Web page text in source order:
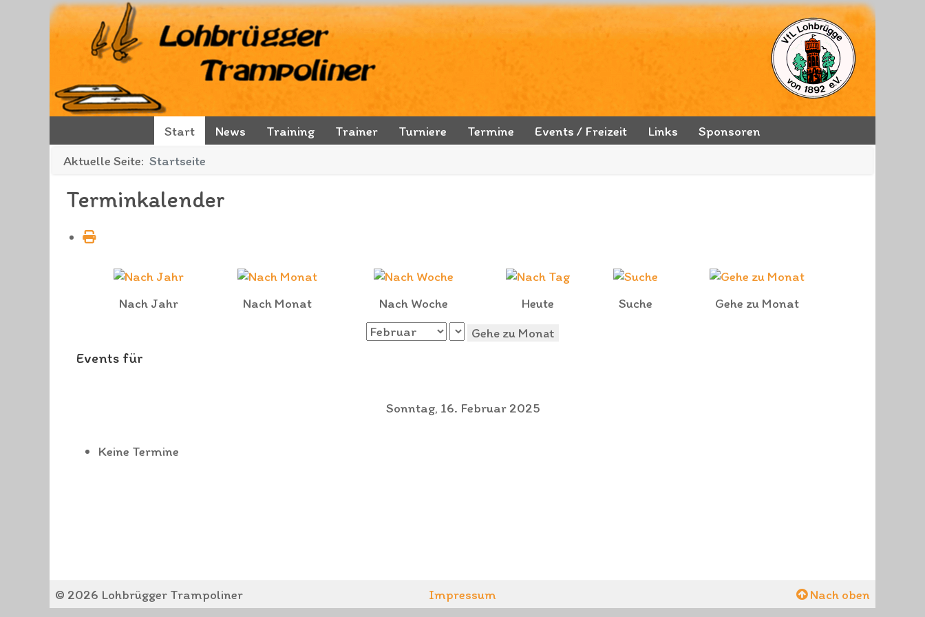
Start News Training Trainer Turniere Termine Events / Freizeit Links
Sponsoren
Aktuelle Seite: Startseite
Terminkalender
Nach Jahr Nach Monat Nach Woche Heute Suche
Gehe zu Monat
Gehe zu Monat
Events für
Sonntag, 16. Februar 2025
Keine Termine
© 2026 Lohbrügger Trampoliner Impressum Nach oben